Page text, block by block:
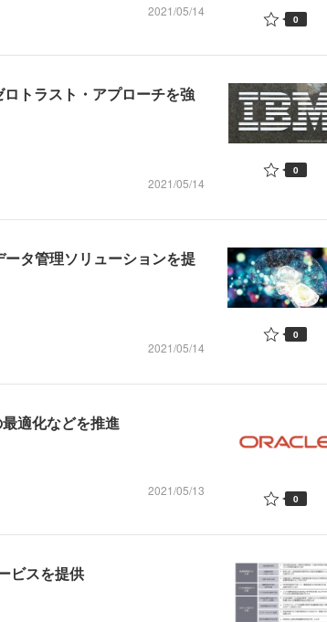
2021/05/14
0
トラスト・アプローチを強
2021/05/14
0
タ管理ソリューションを提
2021/05/14
0
適化などを推進
2021/05/13
0
ビスを提供